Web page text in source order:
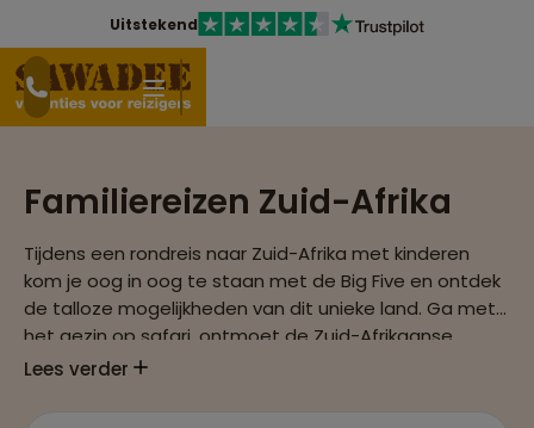
Uitstekend
Familiereizen Zuid-Afrika
Tijdens een rondreis naar Zuid-Afrika met kinderen
kom je oog in oog te staan met de Big Five en ontdek
de talloze mogelijkheden van dit unieke land. Ga met
het gezin op safari, ontmoet de Zuid-Afrikaanse
bevolking of luier aan de prachtige stranden. Maak
Lees verder